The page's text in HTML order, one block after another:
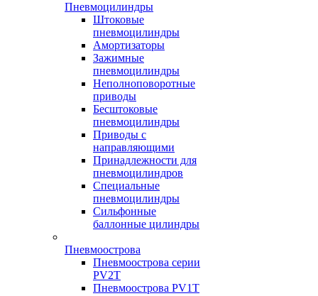
Пневмоцилиндры
Штоковые
пневмоцилиндры
Амортизаторы
Зажимные
пневмоцилиндры
Неполноповоротные
приводы
Бесштоковые
пневмоцилиндры
Приводы с
направляющими
Принадлежности для
пневмоцилиндров
Специальные
пневмоцилиндры
Сильфонные
баллонные цилиндры
Пневмоострова
Пневмоострова серии
PV2T
Пневмоострова PV1T